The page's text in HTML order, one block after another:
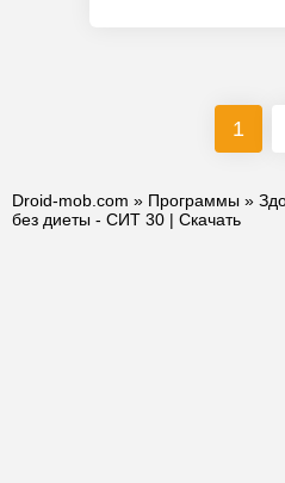
1
Droid-mob.com » Программы »
без диеты - СИТ 30 | Скачать